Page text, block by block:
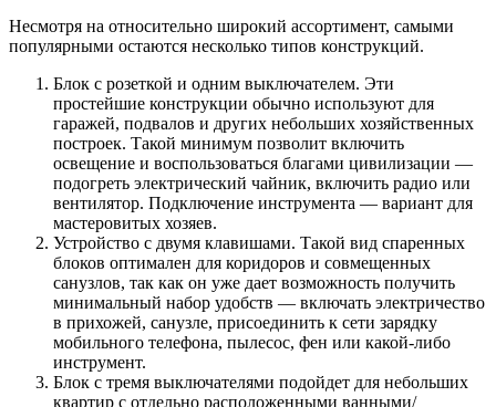
Несмотря на относительно широкий ассортимент, самыми
популярными остаются несколько типов конструкций.
Блок с розеткой и одним выключателем. Эти
простейшие конструкции обычно используют для
гаражей, подвалов и других небольших хозяйственных
построек. Такой минимум позволит включить
освещение и воспользоваться благами цивилизации —
подогреть электрический чайник, включить радио или
вентилятор. Подключение инструмента — вариант для
мастеровитых хозяев.
Устройство с двумя клавишами. Такой вид спаренных
блоков оптимален для коридоров и совмещенных
санузлов, так как он уже дает возможность получить
минимальный набор удобств — включать электричество
в прихожей, санузле, присоединить к сети зарядку
мобильного телефона, пылесос, фен или какой-либо
инструмент.
Блок с тремя выключателями подойдет для небольших
квартир с отдельно расположенными ванными/